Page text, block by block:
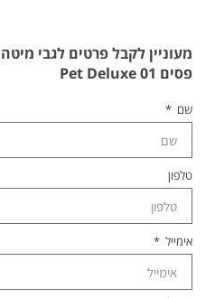
מעוניין לקבל פרטים לגבי
פסים 01 Pet Deluxe
שם
טלפון
אימייל